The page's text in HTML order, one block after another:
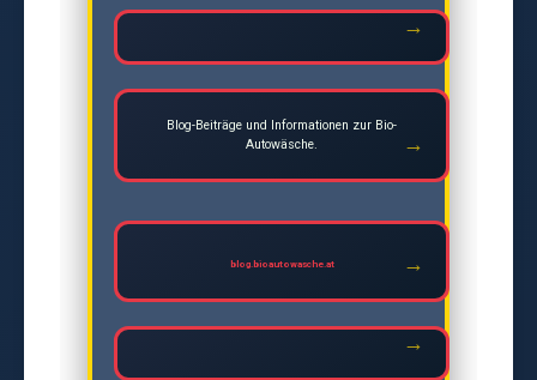
Blog-Beiträge und Informationen zur Bio-
Autowäsche.
blog.bioautowasche.at